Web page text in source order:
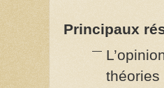
Principaux